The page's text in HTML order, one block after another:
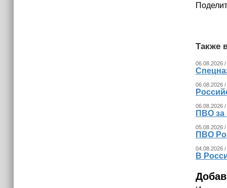
Также
06.08.2026
06.08.2026
06.08.2026
ПВО за
05.08.2026 /
ПВО
04.08.2026
В